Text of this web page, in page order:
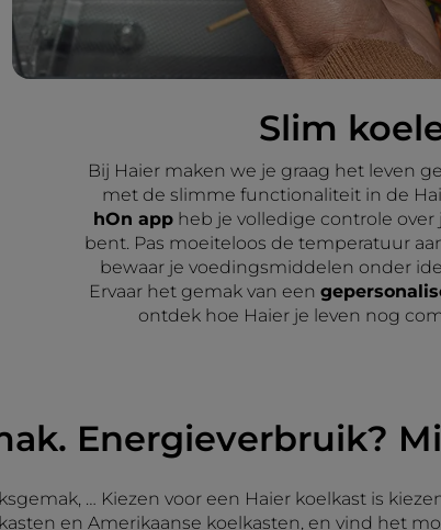
Slim
Bij Haier maken we je graag het leven
met de slimme functionaliteit in de
hOn app heb je volledige controle over
bent. Pas moeiteloos de temperatuur
bewaar je voedingsmiddelen onder
Ervaar het gemak van een
ontdek hoe Haier je leven nog
Energieverbruik?
… Kiezen voor een Haier koelkast is
en Amerikaanse koelkasten, en vind het